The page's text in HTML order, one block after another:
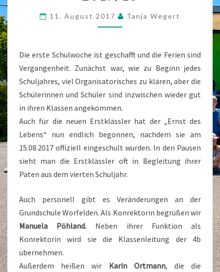
11. August 2017 Tanja Wegert
Die erste Schulwoche ist geschafft und die Ferien sind
Vergangenheit. Zunächst war, wie zu Beginn jedes
Schuljahres, viel Organisatorisches zu klären, aber die
Schülerinnen und Schüler sind inzwischen wieder gut
in ihren Klassen angekommen.
Auch für die neuen Erstklässler hat der „Ernst des
Lebens“ nun endlich begonnen, nachdem sie am
15.08.2017 offiziell eingeschult wurden. In den Pausen
sieht man die Erstklässler oft in Begleitung ihrer
Paten aus dem vierten Schuljahr.
Auch personell gibt es Veränderungen an der
Grundschule Worfelden. Als Konrektorin begrüßen wir
Manuela Pöhland. Neben ihrer Funktion als
Konrektorin wird sie die Klassenleitung der 4b
übernehmen.
Außerdem heißen wir Karin Ortmann, die die